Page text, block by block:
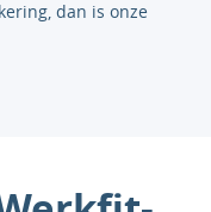
dan is onze